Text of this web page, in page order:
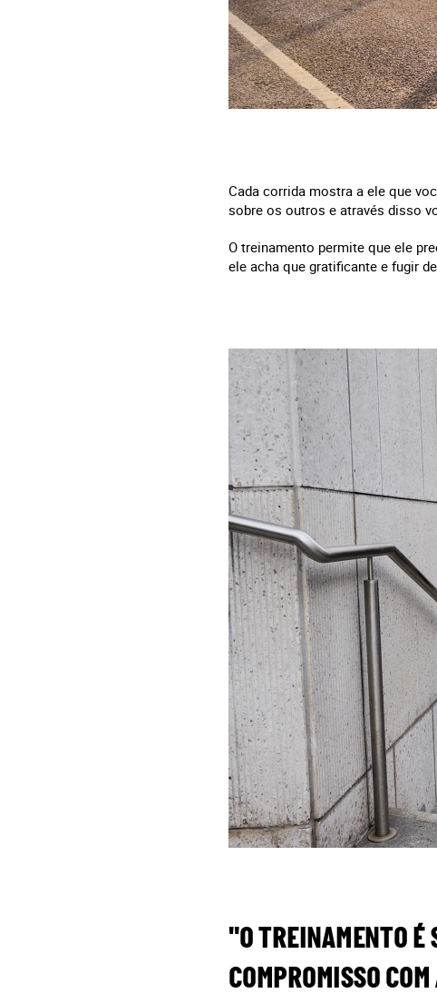
Cada corrida mostra a ele que
sobre os outros e através disso
O treinamento permite que ele
ele acha que gratificante e fugir
"O TREINAMENTO É
COMPROMISSO